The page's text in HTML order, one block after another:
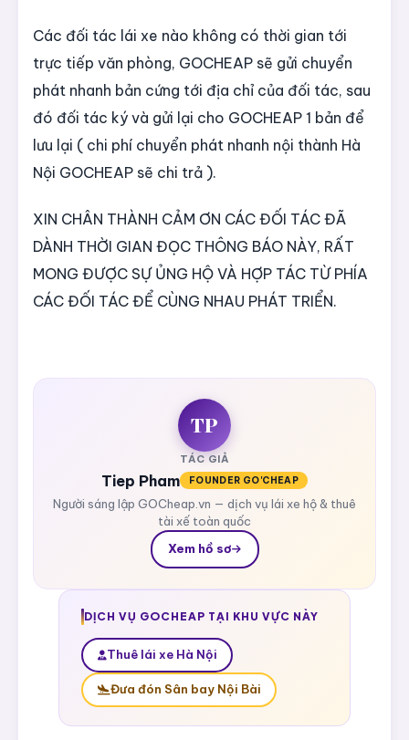
Các đối tác lái xe nào không có thời gian tới
trực tiếp văn phòng, GOCHEAP sẽ gửi chuyển
phát nhanh bản cứng tới địa chỉ của đối tác, sau
đó đối tác ký và gửi lại cho GOCHEAP 1 bản để
lưu lại ( chi phí chuyển phát nhanh nội thành Hà
Nội GOCHEAP sẽ chi trả ).
XIN CHÂN THÀNH CẢM ƠN CÁC ĐỐI TÁC ĐÃ
DÀNH THỜI GIAN ĐỌC THÔNG BÁO NÀY, RẤT
MONG ĐƯỢC SỰ ỦNG HỘ VÀ HỢP TÁC TỪ PHÍA
CÁC ĐỐI TÁC ĐỂ CÙNG NHAU PHÁT TRIỂN.
TP
TÁC GIẢ
Tiep Pham FOUNDER GO'CHEAP
Người sáng lập GOCheap.vn — dịch vụ lái xe hộ & thuê
tài xế toàn quốc
Xem hồ sơ
DỊCH VỤ GOCHEAP TẠI KHU VỰC NÀY
Thuê lái xe Hà Nội
Đưa đón Sân bay Nội Bài